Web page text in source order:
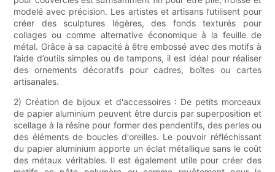
modelé avec précision. Les artistes et artisans l’utilisent pour
créer des sculptures légères, des fonds texturés pour
collages ou comme alternative économique à la feuille de
métal. Grâce à sa capacité à être embossé avec des motifs à
l’aide d’outils simples ou de tampons, il est idéal pour réaliser
des ornements décoratifs pour cadres, boîtes ou cartes
artisanales.
2) Création de bijoux et d'accessoires : De petits morceaux
de papier aluminium peuvent être durcis par superposition et
scellage à la résine pour former des pendentifs, des perles ou
des éléments de boucles d'oreilles. Le pouvoir réfléchissant
du papier aluminium apporte un éclat métallique sans le coût
des métaux véritables. Il est également utile pour créer des